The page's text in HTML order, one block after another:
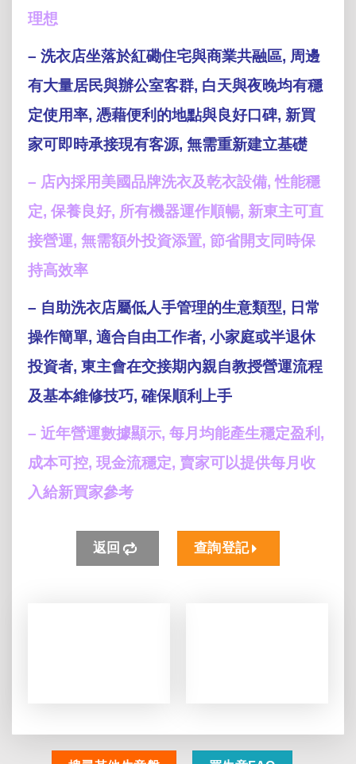
理想
– 洗衣店坐落於紅磡住宅與商業共融區, 周邊
有大量居民與辦公室客群, 白天與夜晚均有穩
定使用率, 憑藉便利的地點與良好口碑, 新買
家可即時承接現有客源, 無需重新建立基礎
– 店內採用美國品牌洗衣及乾衣設備, 性能穩
定, 保養良好, 所有機器運作順暢, 新東主可直
接營運, 無需額外投資添置, 節省開支同時保
持高效率
– 自助洗衣店屬低人手管理的生意類型, 日常
操作簡單, 適合自由工作者, 小家庭或半退休
投資者, 東主會在交接期內親自教授營運流程
及基本維修技巧, 確保順利上手
– 近年營運數據顯示, 每月均能產生穩定盈利,
成本可控, 現金流穩定, 賣家可以提供每月收
入給新買家參考
返回 查詢登記